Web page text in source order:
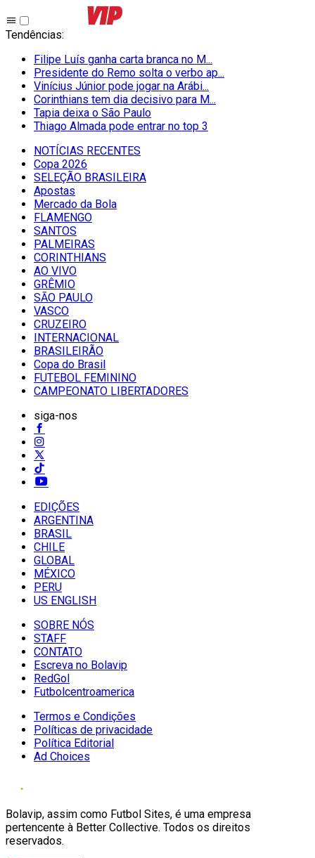
Tendências:
Filipe Luís ganha carta branca no M...
Presidente do Remo solta o verbo ap...
Vinícius Júnior pode jogar na Arábi...
Corinthians tem dia decisivo para M...
Tapia deixa o São Paulo
Thiago Almada pode entrar no top 3
NOTÍCIAS RECENTES
Copa 2026
SELEÇÃO BRASILEIRA
Apostas
Mercado da Bola
FLAMENGO
SANTOS
PALMEIRAS
CORINTHIANS
AO VIVO
GRÊMIO
SĀO PAULO
VASCO
CRUZEIRO
INTERNACIONAL
BRASILEIRÃO
Copa do Brasil
FUTEBOL FEMININO
CAMPEONATO LIBERTADORES
siga-nos
EDIÇÕES
ARGENTINA
BRASIL
CHILE
GLOBAL
MÉXICO
PERU
US ENGLISH
SOBRE NÓS
STAFF
CONTATO
Escreva no Bolavip
RedGol
Futbolcentroamerica
Termos e Condições
Políticas de privacidade
Política Editorial
Ad Choices
Bolavip, assim como Futbol Sites, é uma empresa
pertencente à Better Collective. Todos os direitos
reservados.